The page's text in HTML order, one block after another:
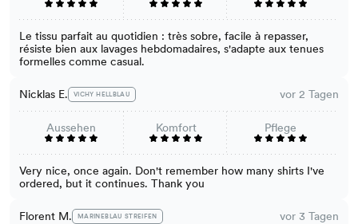
Le tissu parfait au quotidien : très sobre, facile à repasser,
résiste bien aux lavages hebdomadaires, s'adapte aux tenues
formelles comme casual.
Nicklas E. VICHY HELLBLAU vor 2 Tagen
Aussehen Komfort Pflege
Very nice, once again. Don't remember how many shirts I've
ordered, but it continues. Thank you
Florent M. MARINEBLAU STREIFEN vor 3 Tagen